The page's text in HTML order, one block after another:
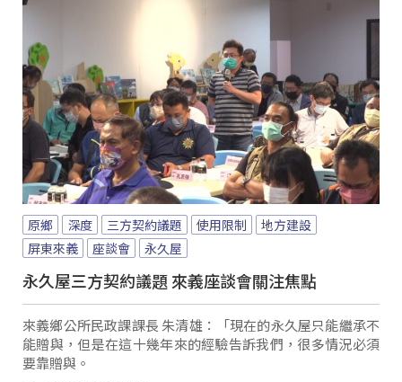
原鄉 深度 三方契約議題 使用限制
地方建設
屏東來義
座談會 永久屋
永久屋三方契約議題 來義座談會關注焦點
來義鄉公所民政課課長 朱清雄：「現在的永久屋只能繼承不
能贈與，但是在這十幾年來的經驗告訴我們，很多情況必須
要靠贈與。